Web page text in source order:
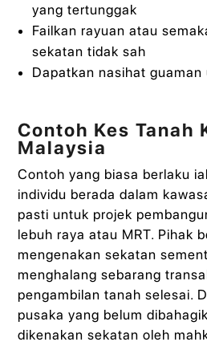
yang tertunggak
Failkan rayuan atau
sekatan tidak sah
Dapatkan nasihat
Contoh Kes Tanah
Malaysia
Contoh yang biasa berlaku
individu berada dalam
pasti untuk projek
lebuh raya atau MRT. Pihak
mengenakan sekatan
menghalang sebarang
pengambilan tanah selesai.
pusaka yang belum
dikenakan sekatan oleh